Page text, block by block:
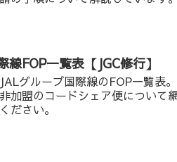
線FOP一覧表【JGC修行】
グループ国際線のFOP一覧表
加盟のコードシェア便について
ださい。